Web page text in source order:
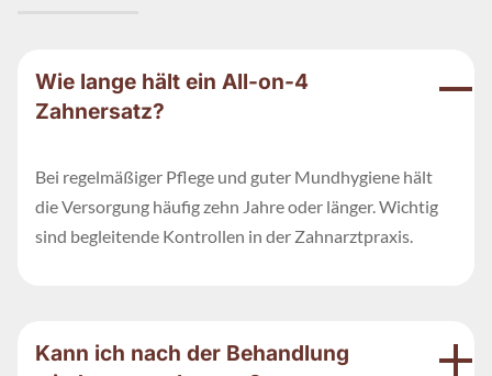
Wie lange hält ein All-on-4
Zahnersatz?
Bei regelmäßiger Pflege und guter Mundhygiene hält
die Versorgung häufig zehn Jahre oder länger. Wichtig
sind begleitende Kontrollen in der Zahnarztpraxis.
Kann ich nach der Behandlung